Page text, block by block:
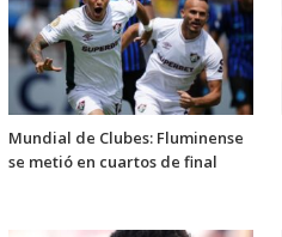
Mundial de Clubes: Fluminense
se metió en cuartos de final